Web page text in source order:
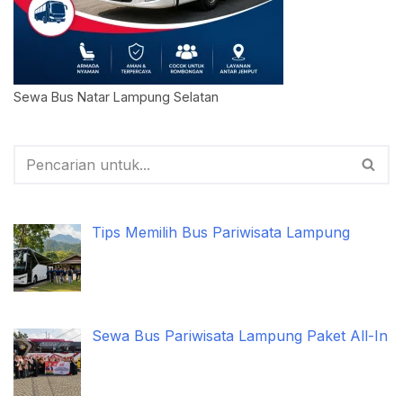
Sewa Bus Natar Lampung Selatan
Tips Memilih Bus Pariwisata Lampung
Sewa Bus Pariwisata Lampung Paket All-In